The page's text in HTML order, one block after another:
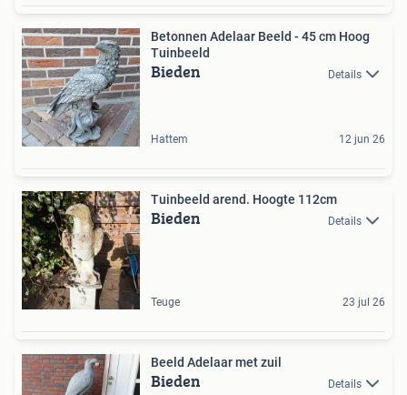
Betonnen Adelaar Beeld - 45 cm Hoog
Tuinbeeld
Bieden Details
Hattem 12 jun 26
Tuinbeeld arend. Hoogte 112cm
Bieden Details
Teuge 23 jul 26
Beeld Adelaar met zuil
Bieden Details